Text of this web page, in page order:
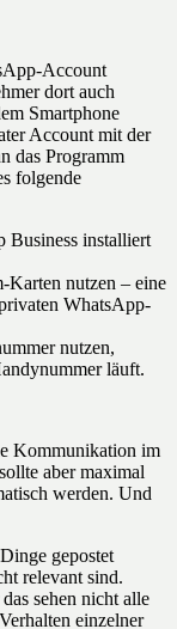
Account
dort auch
Smartphone
Account mit der
das Programm
folgende
Business installiert
nutzen – eine
WhatsApp-
nutzen,
läuft.
Kommunikation im
aber maximal
werden. Und
gepostet
relevant sind.
sehen nicht alle
einzelner